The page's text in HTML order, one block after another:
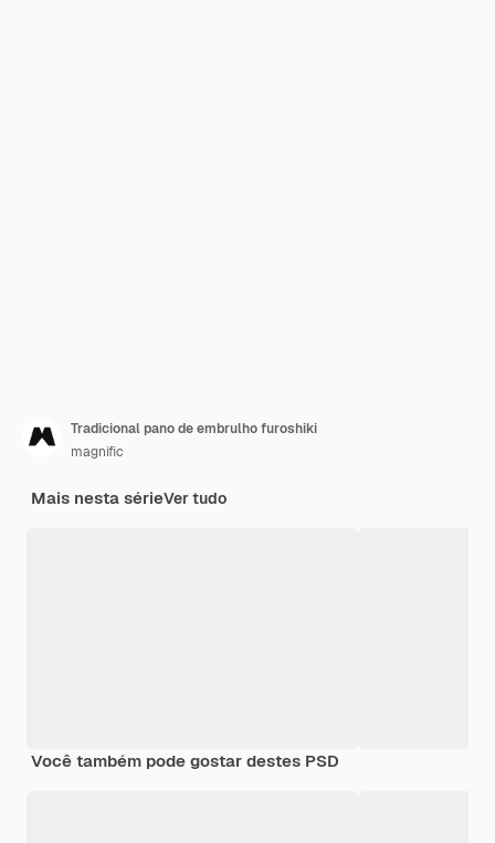
Tradicional pano de embrulho furoshiki
magnific
Mais nesta sérieVer tudo
Você também pode gostar destes PSD